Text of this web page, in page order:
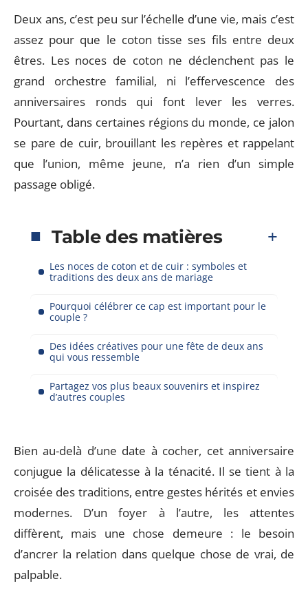
Deux ans, c’est peu sur l’échelle d’une vie, mais c’est
assez pour que le coton tisse ses fils entre deux
êtres. Les noces de coton ne déclenchent pas le
grand orchestre familial, ni l’effervescence des
anniversaires ronds qui font lever les verres.
Pourtant, dans certaines régions du monde, ce jalon
se pare de cuir, brouillant les repères et rappelant
que l’union, même jeune, n’a rien d’un simple
passage obligé.
Table des matières
Les noces de coton et de cuir : symboles et
traditions des deux ans de mariage
Pourquoi célébrer ce cap est important pour le
couple ?
Des idées créatives pour une fête de deux ans
qui vous ressemble
Partagez vos plus beaux souvenirs et inspirez
d’autres couples
Bien au-delà d’une date à cocher, cet anniversaire
conjugue la délicatesse à la ténacité. Il se tient à la
croisée des traditions, entre gestes hérités et envies
modernes. D’un foyer à l’autre, les attentes
diffèrent, mais une chose demeure : le besoin
d’ancrer la relation dans quelque chose de vrai, de
palpable.